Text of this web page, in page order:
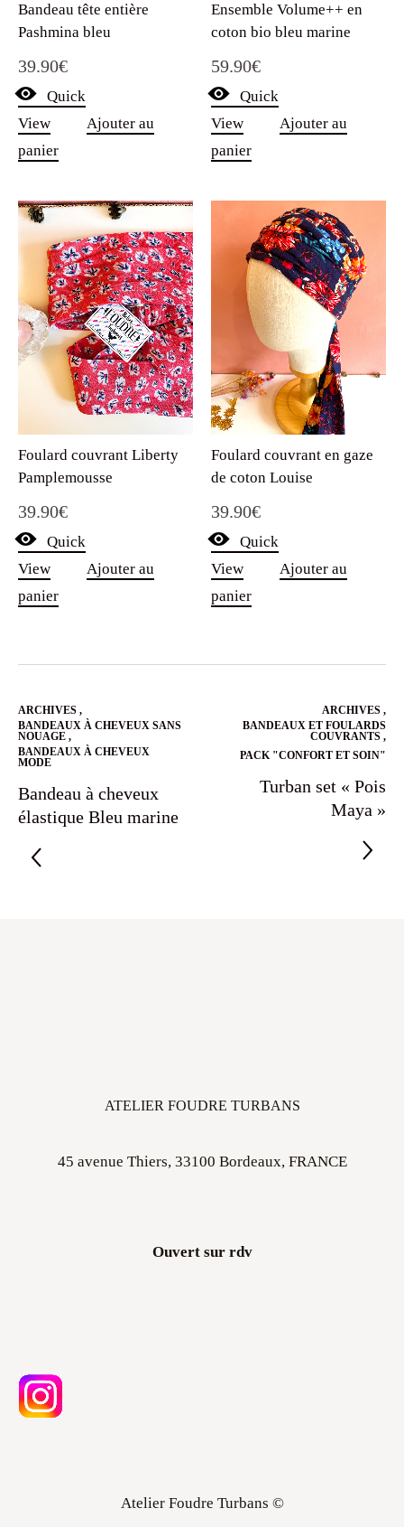
Bandeau tête entière
Pashmina bleu
39.90€
Quick
View
Ajouter au
panier
Ensemble Volume++ en
coton bio bleu marine
59.90€
Quick
View
Ajouter au
panier
Foulard couvrant Liberty
Pamplemousse
39.90€
Quick
View
Ajouter au
panier
Foulard couvrant en gaze
de coton Louise
39.90€
Quick
View
Ajouter au
panier
ARCHIVES ,
BANDEAUX À CHEVEUX SANS
NOUAGE ,
BANDEAUX À CHEVEUX
MODE
Bandeau à cheveux
élastique Bleu marine
ARCHIVES ,
BANDEAUX ET FOULARDS
COUVRANTS ,
PACK "CONFORT ET SOIN"
Turban set « Pois
Maya »
ATELIER FOUDRE TURBANS
45 avenue Thiers, 33100 Bordeaux, FRANCE
Ouvert sur rdv
Atelier Foudre Turbans ©